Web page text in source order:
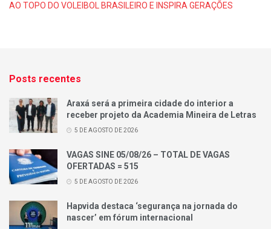
AO TOPO DO VOLEIBOL BRASILEIRO E INSPIRA GERAÇÕES
Posts recentes
Araxá será a primeira cidade do interior a
receber projeto da Academia Mineira de Letras
5 DE AGOSTO DE 2026
VAGAS SINE 05/08/26 – TOTAL DE VAGAS
OFERTADAS = 515
5 DE AGOSTO DE 2026
Hapvida destaca ‘segurança na jornada do
nascer’ em fórum internacional